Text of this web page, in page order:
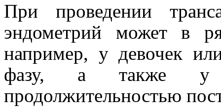
При проведении
эндометрий может в
например, у девочек
фазу, а также у
продолжительностью